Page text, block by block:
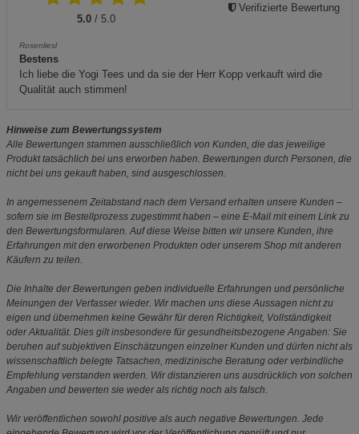
5.0 / 5.0
Rosenliesl
Bestens
Ich liebe die Yogi Tees und da sie der Herr Kopp verkauft wird die
Qualität auch stimmen!
Verifizierte Bewertung
Hinweise zum Bewertungssystem
Alle Bewertungen stammen ausschließlich von Kunden, die das jeweilige
Produkt tatsächlich bei uns erworben haben. Bewertungen durch Personen, die
nicht bei uns gekauft haben, sind ausgeschlossen.
In angemessenem Zeitabstand nach dem Versand erhalten unsere Kunden –
sofern sie im Bestellprozess zugestimmt haben – eine E-Mail mit einem Link zu
den Bewertungsformularen. Auf diese Weise bitten wir unsere Kunden, ihre
Erfahrungen mit den erworbenen Produkten oder unserem Shop mit anderen
Käufern zu teilen.
Die Inhalte der Bewertungen geben individuelle Erfahrungen und persönliche
Meinungen der Verfasser wieder. Wir machen uns diese Aussagen nicht zu
eigen und übernehmen keine Gewähr für deren Richtigkeit, Vollständigkeit
oder Aktualität. Dies gilt insbesondere für gesundheitsbezogene Angaben: Sie
beruhen auf subjektiven Einschätzungen einzelner Kunden und dürfen nicht als
wissenschaftlich belegte Tatsachen, medizinische Beratung oder verbindliche
Empfehlung verstanden werden. Wir distanzieren uns ausdrücklich von solchen
Angaben und bewerten sie weder als richtig noch als falsch.
Wir veröffentlichen sowohl positive als auch negative Bewertungen. Jede